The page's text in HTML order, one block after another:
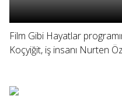
Film Gibi Hayatlar
Koçyiğit, iş insanı Nurten